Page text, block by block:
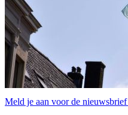
Meld je aan voor de nieuwsbrief